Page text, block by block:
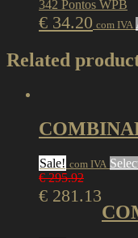
342 Pontos WPB
€ 34.20 com IVA
Related
Sale!
€295.92
€ 281.13
com IVA